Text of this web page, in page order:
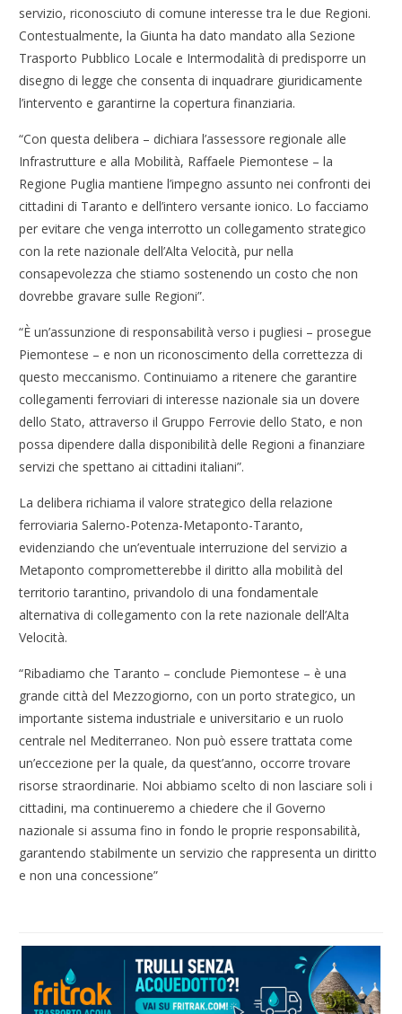
servizio, riconosciuto di comune interesse tra le due Regioni.
Contestualmente, la Giunta ha dato mandato alla Sezione
Trasporto Pubblico Locale e Intermodalità di predisporre un
disegno di legge che consenta di inquadrare giuridicamente
l’intervento e garantirne la copertura finanziaria.
“Con questa delibera – dichiara l’assessore regionale alle
Infrastrutture e alla Mobilità, Raffaele Piemontese – la
Regione Puglia mantiene l’impegno assunto nei confronti dei
cittadini di Taranto e dell’intero versante ionico. Lo facciamo
per evitare che venga interrotto un collegamento strategico
con la rete nazionale dell’Alta Velocità, pur nella
consapevolezza che stiamo sostenendo un costo che non
dovrebbe gravare sulle Regioni”.
“È un’assunzione di responsabilità verso i pugliesi – prosegue
Piemontese – e non un riconoscimento della correttezza di
questo meccanismo. Continuiamo a ritenere che garantire
collegamenti ferroviari di interesse nazionale sia un dovere
dello Stato, attraverso il Gruppo Ferrovie dello Stato, e non
possa dipendere dalla disponibilità delle Regioni a finanziare
servizi che spettano ai cittadini italiani”.
La delibera richiama il valore strategico della relazione
ferroviaria Salerno-Potenza-Metaponto-Taranto,
evidenziando che un’eventuale interruzione del servizio a
Metaponto comprometterebbe il diritto alla mobilità del
territorio tarantino, privandolo di una fondamentale
alternativa di collegamento con la rete nazionale dell’Alta
Velocità.
“Ribadiamo che Taranto – conclude Piemontese – è una
grande città del Mezzogiorno, con un porto strategico, un
importante sistema industriale e universitario e un ruolo
centrale nel Mediterraneo. Non può essere trattata come
un’eccezione per la quale, da quest’anno, occorre trovare
risorse straordinarie. Noi abbiamo scelto di non lasciare soli i
cittadini, ma continueremo a chiedere che il Governo
nazionale si assuma fino in fondo le proprie responsabilità,
garantendo stabilmente un servizio che rappresenta un diritto
e non una concessione”